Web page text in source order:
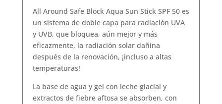
All Around Safe Block Aqua Sun Stick SPF 50 es
un sistema de doble capa para radiación UVA
y UVB, que bloquea, aún mejor y más
eficazmente, la radiación solar dañina
después de la renovación, ¡incluso a altas
temperaturas!
La base de agua y gel con leche glacial y
extractos de fiebre aftosa se absorben, con